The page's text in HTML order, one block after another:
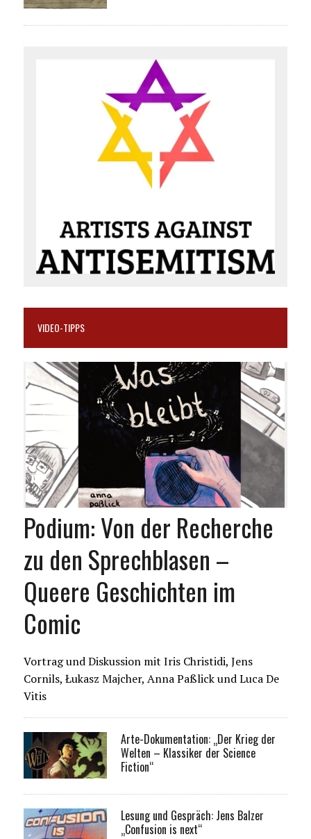
VIDEO-TIPPS
Podium: Von der Recherche
zu den Sprechblasen –
Queere Geschichten im
Comic
Vortrag und Diskussion mit Iris Christidi, Jens
Cornils, Łukasz Majcher, Anna Paßlick und Luca De
Vitis
Arte-Dokumentation: „Der Krieg der
Welten – Klassiker der Science
Fiction“
Lesung und Gespräch: Jens Balzer
„Confusion is next“